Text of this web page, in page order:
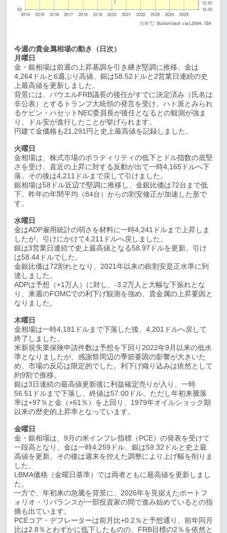
今週の貴金属相場の動き（日次）
月曜日
金・銀相場は前週の上昇基調を引き継ぎ堅調に推移。金は
4,264 ドルと6週ぶり高値、銀は58.52 ドルと 2営業日連続の史
上最高値を更新しました。
背景には、パウエルFRB議長の後任がすでに決定済み（氏名は
非公表）とするトランプ大統領の発言を受け、ハト派とみられ
るケビン・ハセット NEC委員長が後任となるとの観測が強ま
り、ドル安が進行したことが挙げられます。
円建て金価格も21,291 円と史上最高値を記録しました。
火曜日
金相場は、株式市場のボラティリティの低下とドル指数の底堅
さを受け、直近の上昇に対する反動が出て一時4,165 ドルへ下
落。その後は4,211 ドルまで戻して引けました。
銀相場は58 ドル近辺で堅調に推移し、金銀比価は72台まで低
下。昨年の年間平均（84台）からの割安修正が加速した形で
す。
水曜日
金はADP雇用統計の弱さを材料に一時4,241 ドルまで上昇しま
したが、引けにかけて4,211 ドルへ戻しました。
銀は3営業日連続で史上最高値となる58.97 ドルを更新。引け
は58.44 ドルでした。
金銀比価は72割れとなり、 2021年以来の銀割安是正水準に到
達しました。
ADPは予想（+1万人）に対し、 -3.2万人と大幅な下振れとな
り、来週のFOMCでの利下げ観測を強め、貴金属の上昇要因と
なりました。
木曜日
金相場は一時4,181 ドルまで下落した後、 4,201 ドルへ戻して
終了しました。
米新規失業保険申請件数は予想を下回り 2022年9 月以来の低水
準となりましたが、感謝祭周辺の季節要因の影響が大きいた
め、市場の反応は限定的でした。利下げ織り込みは依然として
約9割で推移。
銀は3日連続の最高値更新後に利益確定売りが入り、一時
56.51 ドルまで下落し、終値は57.00 ドル。ただし年初来騰落
率は+97％と金（+61 ％）を上回り、 1979年オイルショック期
以来の歴史的上昇率となっています。
金曜日
金・銀相場は、 9 月の米インフレ指標（PCE）の発表を受けて
一段高となり、金は一時4,259 ドル、銀は59.32 ドルと史上最
高値を更新。その後は週末を控えた調整により上げ幅を削りま
した。
LBMA価格（金曜日基準）では両者ともに最高値を更新しまし
た。
一方で、年初来の急騰を背景に、 2026年を見据えたポートフ
ォリオ・リバランスが一部投資家の間で進み始めているとの指
摘も出ています。
PCEコア・デフレーターは前月比+0.2％と予想通り、前年同月
比は2.8％とわずかに低下したものの、 FRB目標の2％を依然と